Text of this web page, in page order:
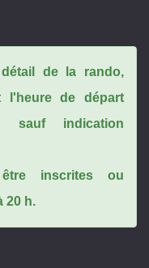
de la rando,
l'heure de départ
sauf indication
inscrites ou
20 h.